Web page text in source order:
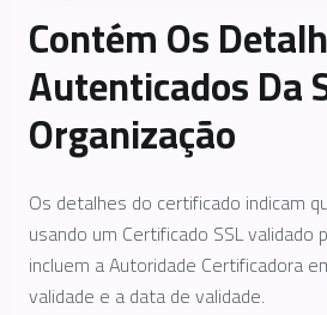
Contém Os
Autenticados Da
Organização
Os detalhes do certificado indicam
usando um Certificado SSL validado
incluem a Autoridade Certificadora
validade e a data de validade.